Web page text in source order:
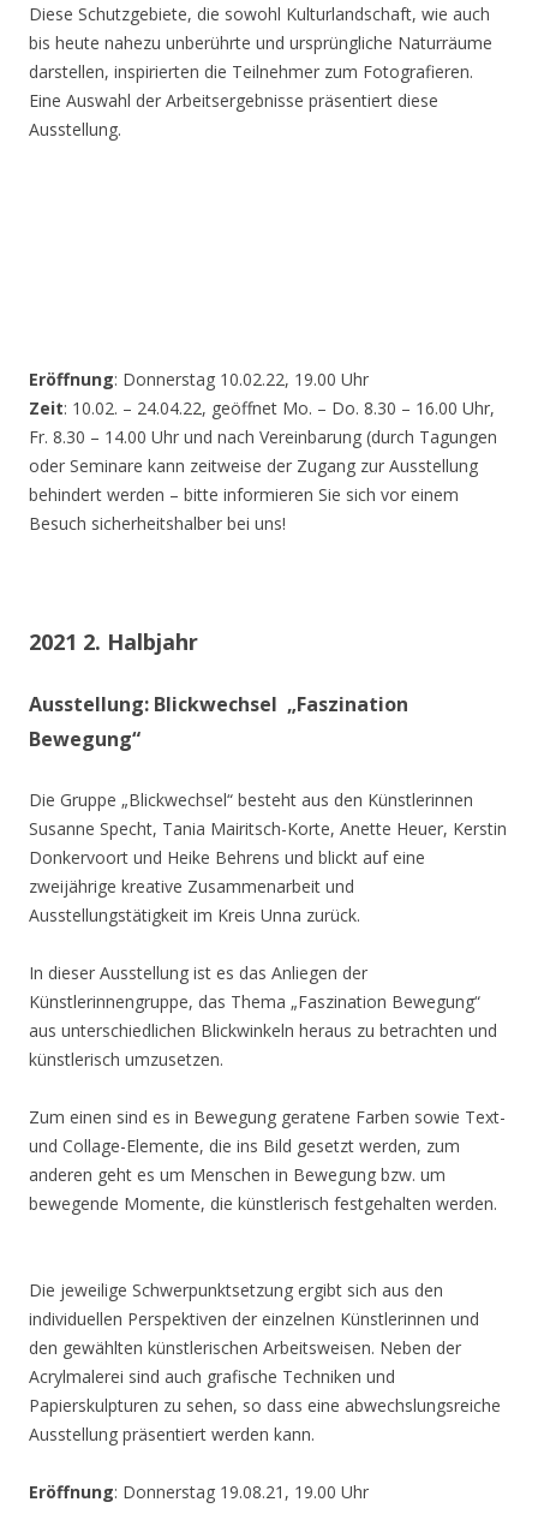
Diese Schutzgebiete, die sowohl Kulturlandschaft, wie auch
bis heute nahezu unberührte und ursprüngliche Naturräume
darstellen, inspirierten die Teilnehmer zum Fotografieren.
Eine Auswahl der Arbeitsergebnisse präsentiert diese
Ausstellung.
Eröffnung: Donnerstag 10.02.22, 19.00 Uhr
Zeit: 10.02. – 24.04.22, geöffnet Mo. – Do. 8.30 – 16.00 Uhr,
Fr. 8.30 – 14.00 Uhr und nach Vereinbarung (durch Tagungen
oder Seminare kann zeitweise der Zugang zur Ausstellung
behindert werden – bitte informieren Sie sich vor einem
Besuch sicherheitshalber bei uns!
2021 2. Halbjahr
Ausstellung: Blickwechsel „Faszination
Bewegung“
Die Gruppe „Blickwechsel“ besteht aus den Künstlerinnen
Susanne Specht, Tania Mairitsch-Korte, Anette Heuer, Kerstin
Donkervoort und Heike Behrens und blickt auf eine
zweijährige kreative Zusammenarbeit und
Ausstellungstätigkeit im Kreis Unna zurück.
In dieser Ausstellung ist es das Anliegen der
Künstlerinnengruppe, das Thema „Faszination Bewegung“
aus unterschiedlichen Blickwinkeln heraus zu betrachten und
künstlerisch umzusetzen.
Zum einen sind es in Bewegung geratene Farben sowie Text-
und Collage-Elemente, die ins Bild gesetzt werden, zum
anderen geht es um Menschen in Bewegung bzw. um
bewegende Momente, die künstlerisch festgehalten werden.
Die jeweilige Schwerpunktsetzung ergibt sich aus den
individuellen Perspektiven der einzelnen Künstlerinnen und
den gewählten künstlerischen Arbeitsweisen. Neben der
Acrylmalerei sind auch grafische Techniken und
Papierskulpturen zu sehen, so dass eine abwechslungsreiche
Ausstellung präsentiert werden kann.
Eröffnung: Donnerstag 19.08.21, 19.00 Uhr